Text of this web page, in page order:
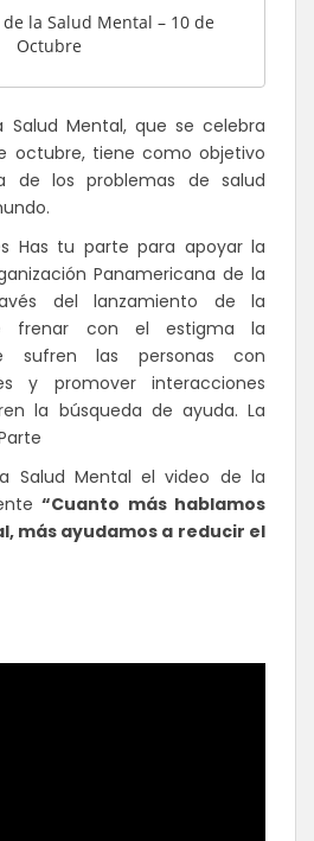
la Salud Mental – 10 de
Octubre
Salud Mental, que se celebra
octubre, tiene como objetivo
de los problemas de salud
Has tu parte para apoyar la
Panamericana de la
del lanzamiento de la
frenar con el estigma la
sufren las personas con
y promover interacciones
la búsqueda de ayuda. La
Salud Mental el video de la
“Cuanto más hablamos
más ayudamos a reducir el